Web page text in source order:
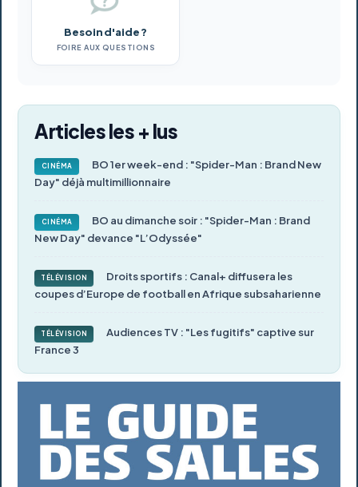
Besoin d'aide ?
FOIRE AUX QUESTIONS
Articles les + lus
CINÉMA
BO 1er week-end : "Spider-Man : Brand New
Day" déjà multimillionnaire
CINÉMA
BO au dimanche soir : "Spider-Man : Brand
New Day" devance "L’Odyssée"
TÉLÉVISION
Droits sportifs : Canal+ diffusera les
coupes d’Europe de football en Afrique subsaharienne
TÉLÉVISION
Audiences TV : "Les fugitifs" captive sur
France 3